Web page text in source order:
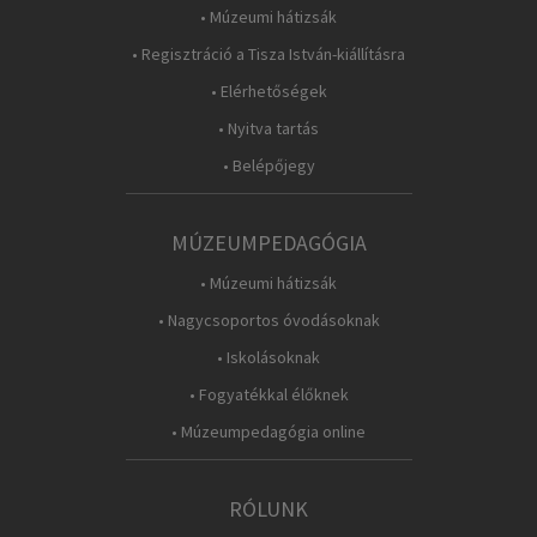
• Múzeumi hátizsák
• Regisztráció a Tisza István-kiállításra
• Elérhetőségek
• Nyitva tartás
• Belépőjegy
MÚZEUMPEDAGÓGIA
• Múzeumi hátizsák
• Nagycsoportos óvodásoknak
• Iskolásoknak
• Fogyatékkal élőknek
• Múzeumpedagógia online
RÓLUNK